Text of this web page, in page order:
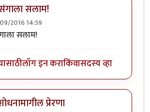
सलाम!
2016 14:59
सलाम!
लॉग इन कराकिंवासदस्य व्हा
प्रेरणा